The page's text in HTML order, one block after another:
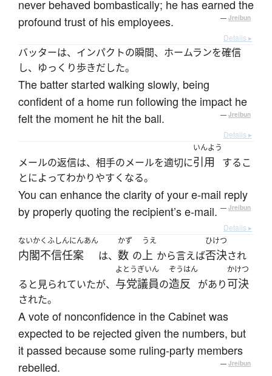
never behaved bombastically; he has earned the
profound trust of his employees.
— Jreibun
Details ▸
バッターは、インパクトの瞬間、ホームランを確信
し、ゆっくり歩きだした。
The batter started walking slowly, being
confident of a home run following the impact he
felt the moment he hit the ball.
— Jreibun
Details ▸
メールの返信は、相手のメールを適切に
いんよう
引用
するこ
とによってわかりやすくなる。
You can enhance the clarity of your e-mail reply
by properly quoting the recipient’s e-mail. — Jreibun
Details ▸
ないかくふしんにんあん
内閣不信任案 は、
かず
数 の
うえ
上 から言えば
ひけつ
否決され
ると見られていたが、
よとう
与党
ぎいん
議員の
ぞうはん
造反 があり
かけつ
可決
された。
A vote of nonconfidence in the Cabinet was
expected to be rejected given the numbers, but
it passed because some ruling-party members
rebelled.
— Jreibun